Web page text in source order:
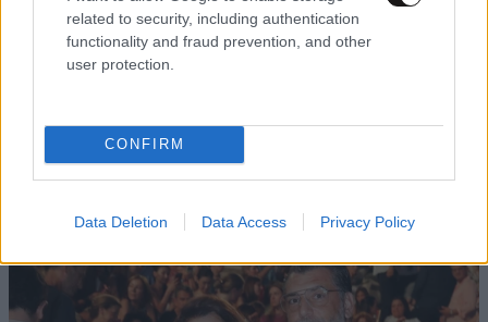
related to security, including authentication
functionality and fraud prevention, and other
user protection.
CONFIRM
Data Deletion Data Access Privacy Policy